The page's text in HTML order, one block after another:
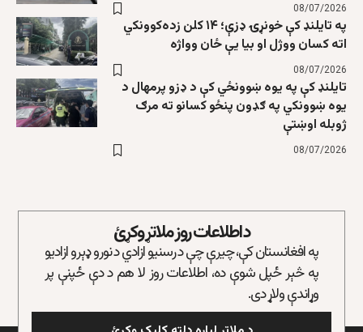
08/07/2026
په تایلنډ کې خونړۍ ډزې؛ ۱۴ کلن زده‌کوونکي
اته کسان ووژل او بیا یې ځان وواژه
08/07/2026
تایلنډ کې په یوه ښوونځي کې د ډزو پرمهال د
یوه ښوونکي په ګډون پنځو کسانو ته مرګ
ژوبله اوښتې
08/07/2026
د اطلاعات روز ملاتړ وکړئ
په افغانستان کې، چیرې چې د رسنیو ازادي د نورو ډېرو ازادیو
په څېر ځپل شوې ده، اطلاعات روز لا هم د دې ځپنې پر
وړاندې ولاړ دی.